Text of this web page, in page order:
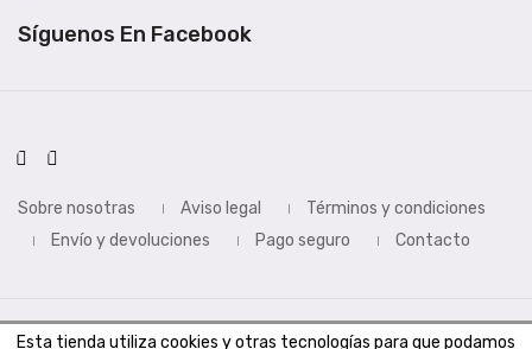
Esta tienda utiliza cookies y otras tecnologías para que podamos
Síguenos En Facebook
Sobre nosotras Aviso legal
Términos y condiciones
Envío y devoluciones
Pago seguro Contacto
Copyright © 2020 Farmacia Mónica . Todos los derechos